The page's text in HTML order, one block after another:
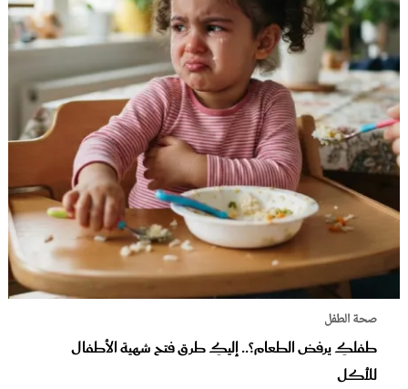
صحة الطفل
طفلكِ يرفض الطعام؟.. إليكِ طرق فتح شهية الأطفال
للأكل